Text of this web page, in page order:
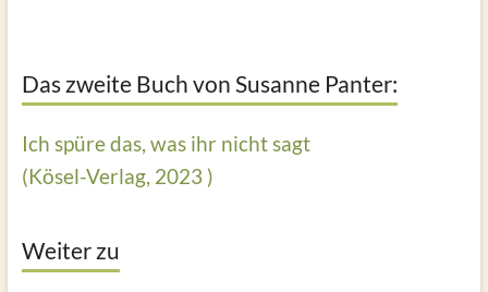
Das zweite Buch von Susanne Panter:
Ich spüre das, was ihr nicht sagt
(Kösel-Verlag, 2023 )
Weiter zu